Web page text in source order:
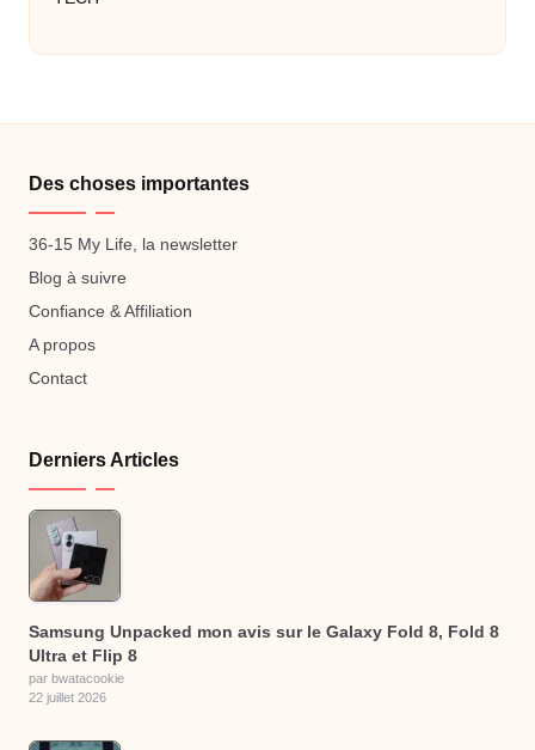
Des choses importantes
36-15 My Life, la newsletter
Blog à suivre
Confiance & Affiliation
A propos
Contact
Derniers Articles
Samsung Unpacked mon avis sur le Galaxy Fold 8, Fold 8
Ultra et Flip 8
par bwatacookie
22 juillet 2026